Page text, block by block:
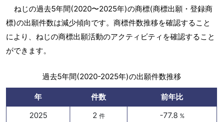
ねじの過去5年間(2020〜2025年)の商標(商標出願・登録商
標)の出願件数は減少傾向です。商標件数推移を確認すること
により、ねじの商標出願活動のアクティビティを確認すること
ができます。
過去5年間(2020-2025年)の出願件数推移
年 件数
前年比
2025
2 件 -77.8 %